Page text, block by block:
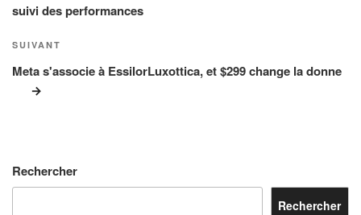
suivi des performances
Article
suivant
SUIVANT
Meta s'associe à EssilorLuxottica, et $299 change la donne
Rechercher
Rechercher